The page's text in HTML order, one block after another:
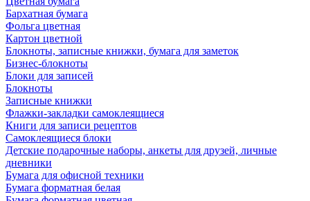
Бархатная бумага
Фольга цветная
Картон цветной
Блокноты, записные книжки, бумага для заметок
Бизнес-блокноты
Блоки для записей
Блокноты
Записные книжки
Флажки-закладки самоклеящиеся
Книги для записи рецептов
Самоклеящиеся блоки
Детские подарочные наборы, анкеты для друзей, личные
дневники
Бумага для офисной техники
Бумага форматная белая